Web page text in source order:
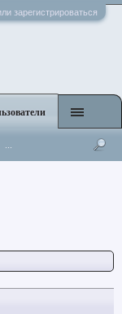
зарегистрироваться
...